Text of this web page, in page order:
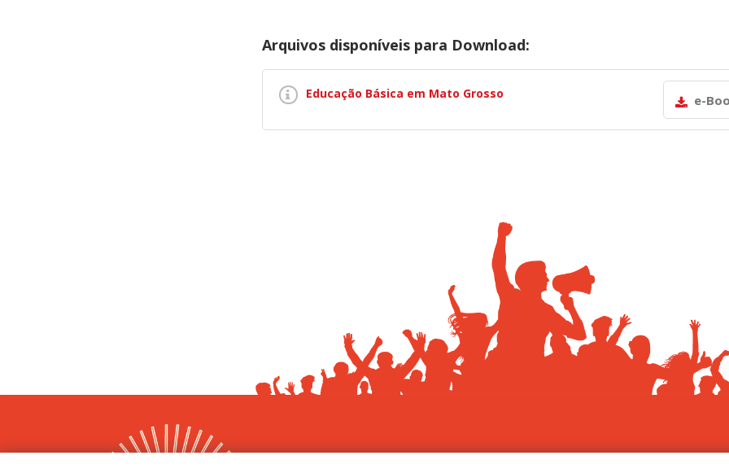
Arquivos disponíveis para Download:
Educação Básica em Mato Grosso e-